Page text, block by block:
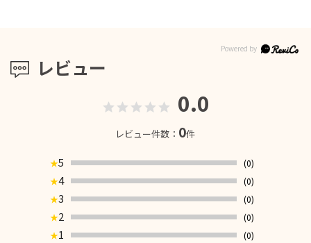
レビュー
0.0
レビュー件数： 0件
★5
(0)
★4
(0)
★3
(0)
★2
(0)
★1 (0)